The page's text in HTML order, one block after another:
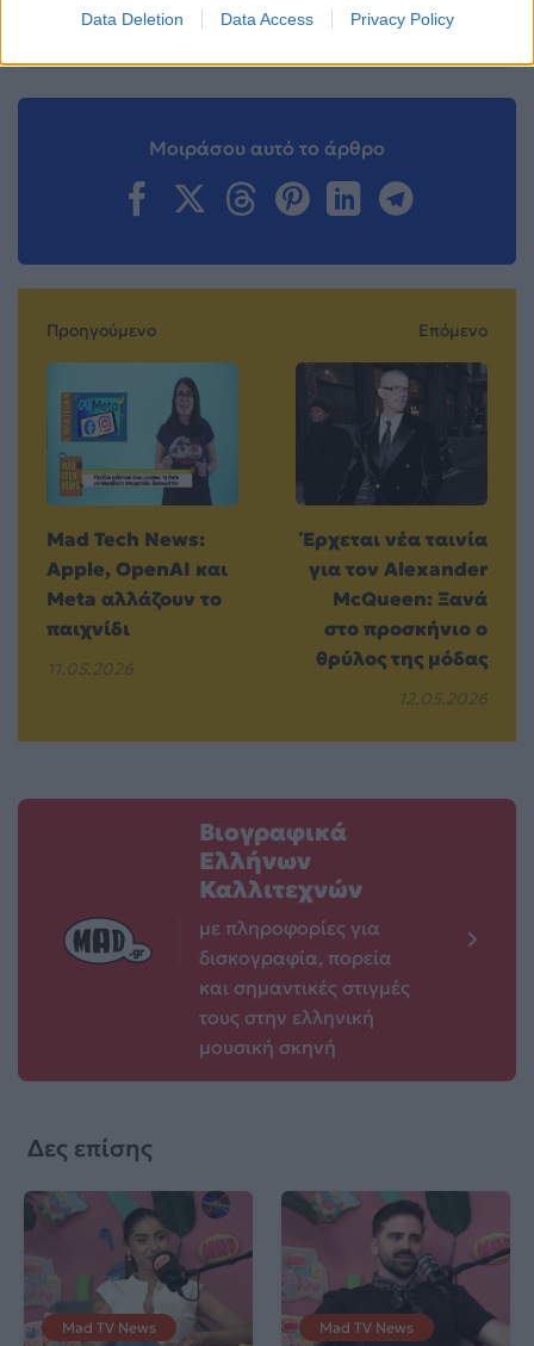
Data Deletion Data Access Privacy Policy
Ακολουθήστε το
Mad.gr στο MSN
Μοιράσου αυτό το άρθρο
Προηγούμενο
Mad Tech News:
Apple, OpenAI και
Meta αλλάζουν το
παιχνίδι
11.05.2026
Επόμενο
Έρχεται νέα ταινία
για τον Alexander
McQueen: Ξανά
στο προσκήνιο ο
θρύλος της μόδας
12.05.2026
Βιογραφικά
Ελλήνων
Καλλιτεχνών
με πληροφορίες για
δισκογραφία, πορεία
και σημαντικές στιγμές
τους στην ελληνική
μουσική σκηνή
Δες επίσης
Mad TV News Mad TV News